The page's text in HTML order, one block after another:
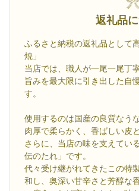
返礼品
ふるさと納税の返礼品として
焼」
当店では、職人が一尾一尾丁
旨みを最大限に引き出した自
す。
使用するのは国産の良質なう
肉厚で柔らかく、香ばしい皮
さらに、当店の味を支えてい
伝のたれ」です。
代々受け継がれてきたこの特
和し、奥深い甘辛さと芳醇な